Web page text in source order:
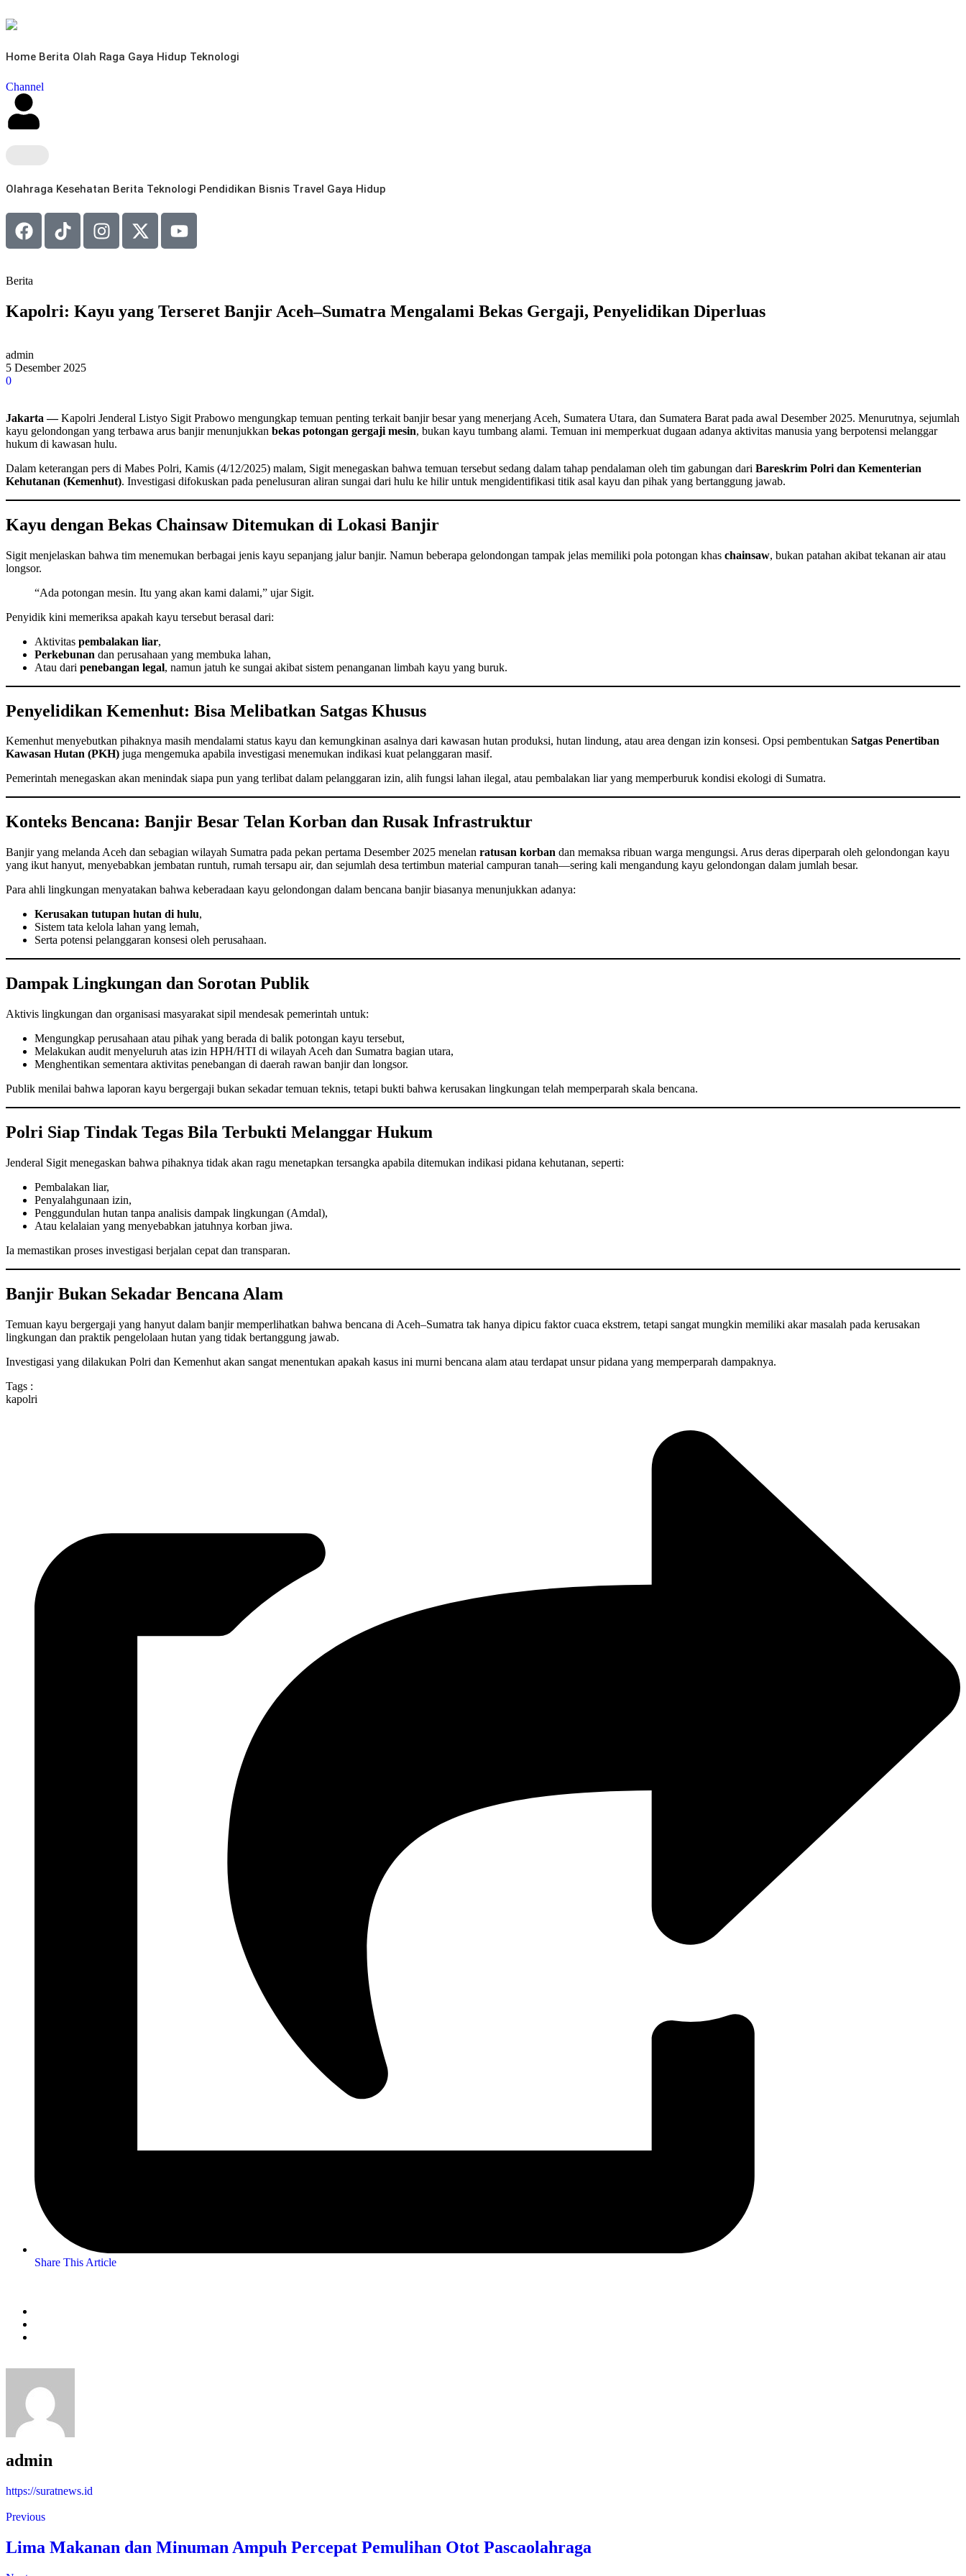
Home Berita Olah Raga Gaya Hidup Teknologi
Channel
Olahraga Kesehatan Berita Teknologi Pendidikan Bisnis Travel Gaya Hidup
Berita
Kapolri: Kayu yang Terseret Banjir Aceh–Sumatra Mengalami Bekas Gergaji, Penyelidikan Diperluas
admin
5 Desember 2025
0
Jakarta —Kapolri Jenderal Listyo Sigit Prabowo mengungkap temuan penting terkait banjir besar yang menerjang Aceh, Sumatera Utara, dan Sumatera Barat pada awal Desember 2025. Menurutnya, sejumlah
kayu gelondongan yang terbawa arus banjir menunjukkan bekas potongan gergaji mesin, bukan kayu tumbang alami. Temuan ini memperkuat dugaan adanya aktivitas manusia yang berpotensi melanggar
hukum di kawasan hulu.
Dalam keterangan pers di Mabes Polri, Kamis (4/12/2025) malam, Sigit menegaskan bahwa temuan tersebut sedang dalam tahap pendalaman oleh tim gabungan dari Bareskrim Polri dan Kementerian
Kehutanan (Kemenhut). Investigasi difokuskan pada penelusuran aliran sungai dari hulu ke hilir untuk mengidentifikasi titik asal kayu dan pihak yang bertanggung jawab.
Kayu dengan Bekas Chainsaw Ditemukan di Lokasi Banjir
Sigit menjelaskan bahwa tim menemukan berbagai jenis kayu sepanjang jalur banjir. Namun beberapa gelondongan tampak jelas memiliki pola potongan khas chainsaw, bukan patahan akibat tekanan air atau
longsor.
“Ada potongan mesin. Itu yang akan kami dalami,” ujar Sigit.
Penyidik kini memeriksa apakah kayu tersebut berasal dari:
Aktivitas pembalakan liar,
Perkebunan dan perusahaan yang membuka lahan,
Atau dari penebangan legal, namun jatuh ke sungai akibat sistem penanganan limbah kayu yang buruk.
Penyelidikan Kemenhut: Bisa Melibatkan Satgas Khusus
Kemenhut menyebutkan pihaknya masih mendalami status kayu dan kemungkinan asalnya dari kawasan hutan produksi, hutan lindung, atau area dengan izin konsesi. Opsi pembentukan Satgas Penertiban
Kawasan Hutan (PKH) juga mengemuka apabila investigasi menemukan indikasi kuat pelanggaran masif.
Pemerintah menegaskan akan menindak siapa pun yang terlibat dalam pelanggaran izin, alih fungsi lahan ilegal, atau pembalakan liar yang memperburuk kondisi ekologi di Sumatra.
Konteks Bencana: Banjir Besar Telan Korban dan Rusak Infrastruktur
Banjir yang melanda Aceh dan sebagian wilayah Sumatra pada pekan pertama Desember 2025 menelan ratusan korban dan memaksa ribuan warga mengungsi. Arus deras diperparah oleh gelondongan kayu
yang ikut hanyut, menyebabkan jembatan runtuh, rumah tersapu air, dan sejumlah desa tertimbun material campuran tanah—sering kali mengandung kayu gelondongan dalam jumlah besar.
Para ahli lingkungan menyatakan bahwa keberadaan kayu gelondongan dalam bencana banjir biasanya menunjukkan adanya:
Kerusakan tutupan hutan di hulu,
Sistem tata kelola lahan yang lemah,
Serta potensi pelanggaran konsesi oleh perusahaan.
Dampak Lingkungan dan Sorotan Publik
Aktivis lingkungan dan organisasi masyarakat sipil mendesak pemerintah untuk:
Mengungkap perusahaan atau pihak yang berada di balik potongan kayu tersebut,
Melakukan audit menyeluruh atas izin HPH/HTI di wilayah Aceh dan Sumatra bagian utara,
Menghentikan sementara aktivitas penebangan di daerah rawan banjir dan longsor.
Publik menilai bahwa laporan kayu bergergaji bukan sekadar temuan teknis, tetapi bukti bahwa kerusakan lingkungan telah memperparah skala bencana.
Polri Siap Tindak Tegas Bila Terbukti Melanggar Hukum
Jenderal Sigit menegaskan bahwa pihaknya tidak akan ragu menetapkan tersangka apabila ditemukan indikasi pidana kehutanan, seperti:
Pembalakan liar,
Penyalahgunaan izin,
Penggundulan hutan tanpa analisis dampak lingkungan (Amdal),
Atau kelalaian yang menyebabkan jatuhnya korban jiwa.
Ia memastikan proses investigasi berjalan cepat dan transparan.
Banjir Bukan Sekadar Bencana Alam
Temuan kayu bergergaji yang hanyut dalam banjir memperlihatkan bahwa bencana di Aceh–Sumatra tak hanya dipicu faktor cuaca ekstrem, tetapi sangat mungkin memiliki akar masalah pada kerusakan
lingkungan dan praktik pengelolaan hutan yang tidak bertanggung jawab.
Investigasi yang dilakukan Polri dan Kemenhut akan sangat menentukan apakah kasus ini murni bencana alam atau terdapat unsur pidana yang memperparah dampaknya.
Tags :
kapolri
Share This Article
admin
https://suratnews.id
Previous
Lima Makanan dan Minuman Ampuh Percepat Pemulihan Otot Pascaolahraga